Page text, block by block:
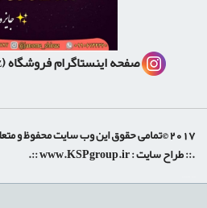
صفحه اینستاگرام فروشگاه(janome_shiraz@)
2017 ©تمامی حقوق این وب سایت محفوظ و متعلق به شیراز ژانومه می باشد.
.:: طراح سایت :www.KSPgroup.ir
::.